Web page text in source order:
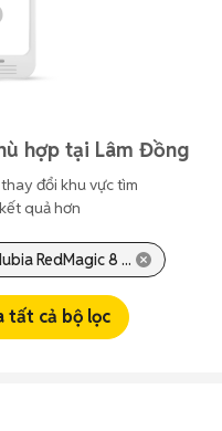
hợp tại Lâm Đồng
đổi khu vực tìm
quả hơn
RedMagic 8 ...
tất cả bộ lọc